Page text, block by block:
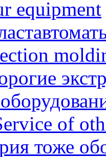
equipment
of
тоже